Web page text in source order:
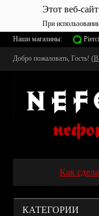
Этот веб-
При
Наши магазины:
Добро пожаловать, Гость! (
Как
КАТЕГОРИИ